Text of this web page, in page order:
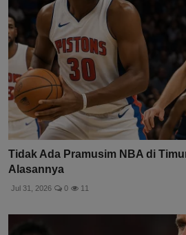
Tidak Ada Pramusim NBA di
Alasannya
Jul 31, 2026 0 11